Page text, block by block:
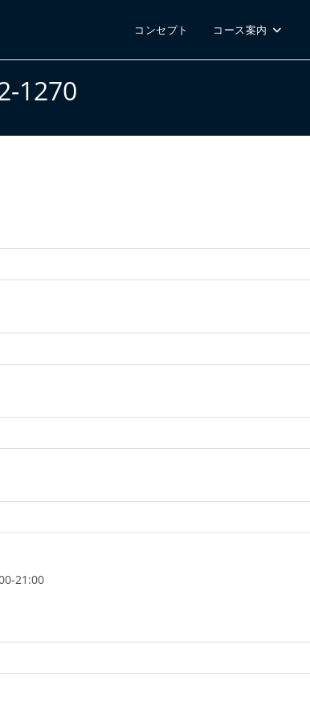
コンセプト コース案内
1270
21:00